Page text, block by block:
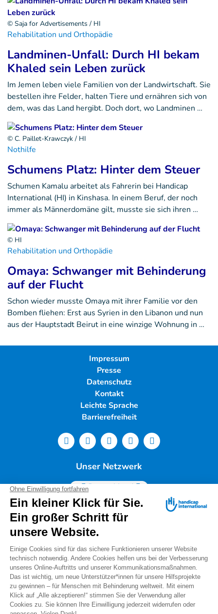
© Saja for Advertisements / HI
Rehabilitation und Orthopädie
Landminen-Unfall: Durch HI bekam
Khaled sein Leben zurück
Im Jemen leben viele Familien von der Landwirtschaft. Sie
bestellen ihre Felder, halten Tiere und ernähren sich von
dem, was das Land hergibt. Doch dort, wo Landminen …
© C. Paillet-Krawczyk / HI
Nothilfe
Schumens Platz: Hinter dem Steuer
Schumen Kamalu arbeitet als Fahrerin bei Handicap
International (HI) in Kinshasa. In einem Beruf, der noch
immer als Männerdomäne gilt, musste sie sich ihren …
© HI
Rehabilitation und Orthopädie
Omaya: Schwanger mit Behinderung
auf der Flucht
Schon wieder musste Omaya mit ihrer Familie vor den
Bomben fliehen: Erst aus Syrien in den Libanon und nun
aus der Hauptstadt Beirut in eine winzige Wohnung in …
Impressum
Presse
Datenschutz
Kontakt
Leichte Sprache
Barrierefreiheit
Unser Netzwerk
Deutschland
Handicap International e.V. | Lindwurmstr. 101 | 80337
München |
Tel.: 089/54 76 06 0 |
Spendenservice: Tel.: 089/54 76 06 17 (Mo-Do 9:00 –
14:00 Uhr) Ispenden@deutschland.hi.org
Handicap International e.V. ist beim Finanzamt
München als gemeinnützig und mildtätig anerkannt.